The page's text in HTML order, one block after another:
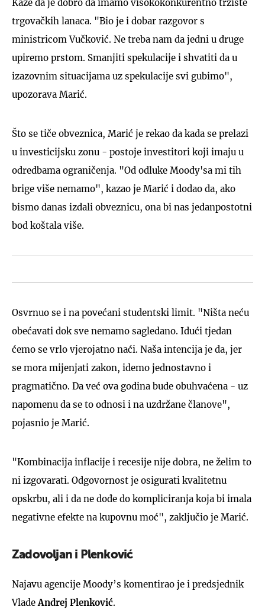
Kaže da je dobro da imamo visokokonkurentno tržište
trgovačkih lanaca. "Bio je i dobar razgovor s
ministricom Vučković. Ne treba nam da jedni u druge
upiremo prstom. Smanjiti spekulacije i shvatiti da u
izazovnim situacijama uz spekulacije svi gubimo",
upozorava Marić.
Što se tiče obveznica, Marić je rekao da kada se prelazi
u investicijsku zonu - postoje investitori koji imaju u
odredbama ograničenja. "Od odluke Moody'sa mi tih
brige više nemamo", kazao je Marić i dodao da, ako
bismo danas izdali obveznicu, ona bi nas jedanpostotni
bod koštala više.
Osvrnuo se i na povećani studentski limit. "Ništa neću
obećavati dok sve nemamo sagledano. Idući tjedan
ćemo se vrlo vjerojatno naći. Naša intencija je da, jer
se mora mijenjati zakon, idemo jednostavno i
pragmatično. Da već ova godina bude obuhvaćena - uz
napomenu da se to odnosi i na uzdržane članove",
pojasnio je Marić.
"Kombinacija inflacije i recesije nije dobra, ne želim to
ni izgovarati. Odgovornost je osigurati kvalitetnu
opskrbu, ali i da ne dođe do kompliciranja koja bi imala
negativne efekte na kupovnu moć", zaključio je Marić.
Zadovoljan i Plenković
Najavu agencije Moody’s komentirao je i predsjednik
VladeAndrej Plenković.